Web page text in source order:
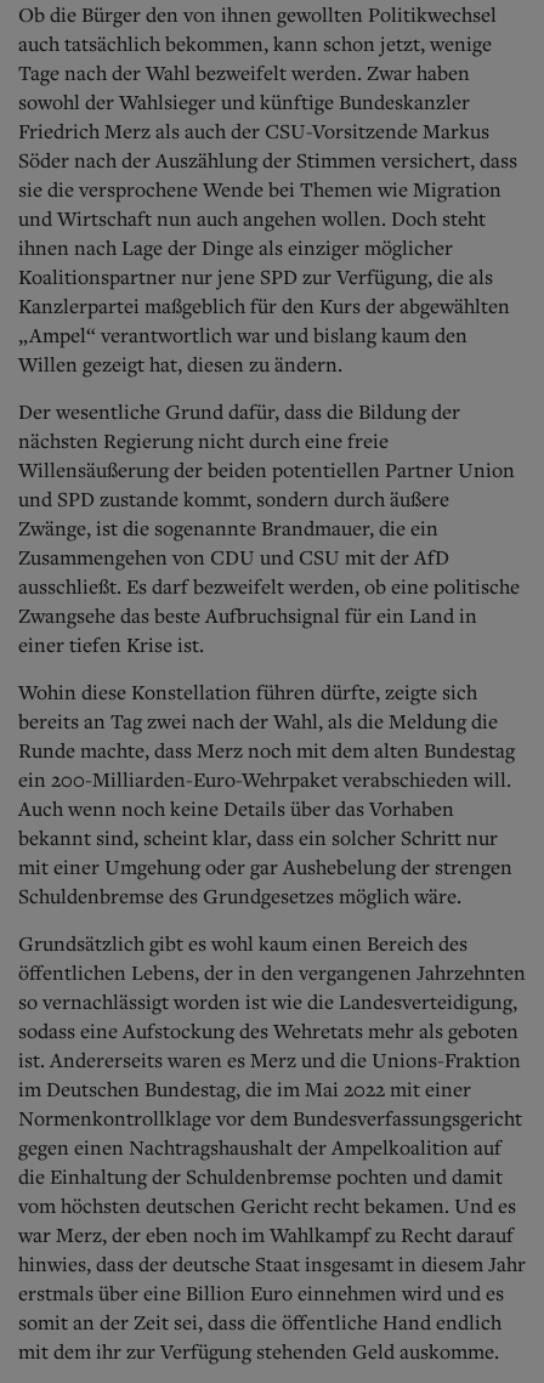
Ob die Bürger den von ihnen gewollten Politikwechsel
auch tatsächlich bekommen, kann schon jetzt, wenige
Tage nach der Wahl bezweifelt werden. Zwar haben
sowohl der Wahlsieger und künftige Bundeskanzler
Friedrich Merz als auch der CSU-Vorsitzende Markus
Söder nach der Auszählung der Stimmen versichert, dass
sie die versprochene Wende bei Themen wie Migration
und Wirtschaft nun auch angehen wollen. Doch steht
ihnen nach Lage der Dinge als einziger möglicher
Koalitionspartner nur jene SPD zur Verfügung, die als
Kanzlerpartei maßgeblich für den Kurs der abgewählten
„Ampel“ verantwortlich war und bislang kaum den
Willen gezeigt hat, diesen zu ändern.
Der wesentliche Grund dafür, dass die Bildung der
nächsten Regierung nicht durch eine freie
Willensäußerung der beiden potentiellen Partner Union
und SPD zustande kommt, sondern durch äußere
Zwänge, ist die sogenannte Brandmauer, die ein
Zusammengehen von CDU und CSU mit der AfD
ausschließt. Es darf bezweifelt werden, ob eine politische
Zwangsehe das beste Aufbruchsignal für ein Land in
einer tiefen Krise ist.
Wohin diese Konstellation führen dürfte, zeigte sich
bereits an Tag zwei nach der Wahl, als die Meldung die
Runde machte, dass Merz noch mit dem alten Bundestag
ein 200-Milliarden-Euro-Wehrpaket verabschieden will.
Auch wenn noch keine Details über das Vorhaben
bekannt sind, scheint klar, dass ein solcher Schritt nur
mit einer Umgehung oder gar Aushebelung der strengen
Schuldenbremse des Grundgesetzes möglich wäre.
Grundsätzlich gibt es wohl kaum einen Bereich des
öffentlichen Lebens, der in den vergangenen Jahrzehnten
so vernachlässigt worden ist wie die Landesverteidigung,
sodass eine Aufstockung des Wehretats mehr als geboten
ist. Andererseits waren es Merz und die Unions-Fraktion
im Deutschen Bundestag, die im Mai 2022 mit einer
Normenkontrollklage vor dem Bundesverfassungsgericht
gegen einen Nachtragshaushalt der Ampelkoalition auf
die Einhaltung der Schuldenbremse pochten und damit
vom höchsten deutschen Gericht recht bekamen. Und es
war Merz, der eben noch im Wahlkampf zu Recht darauf
hinwies, dass der deutsche Staat insgesamt in diesem Jahr
erstmals über eine Billion Euro einnehmen wird und es
somit an der Zeit sei, dass die öffentliche Hand endlich
mit dem ihr zur Verfügung stehenden Geld auskomme.